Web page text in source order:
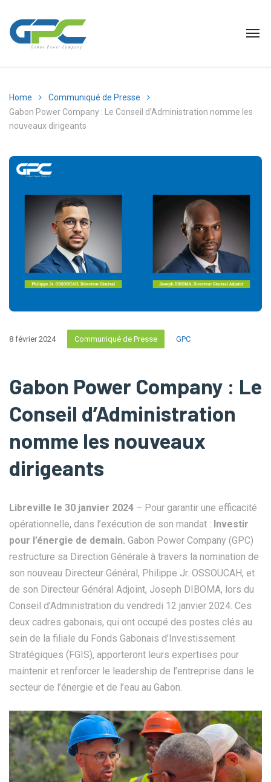
Home
Communiqué de Presse
Gabon Power Company : Le Conseil d’Administration nomme les
nouveaux dirigeants
8 février 2024 Communiqué de Presse GPC
Gabon Power Company : Le
Conseil d’Administration
nomme les nouveaux
dirigeants
Libreville le 30 janvier 2024 – Pour garantir une efficacité
opérationnelle, dans l’exécution de son mandat : Investir
pour l’énergie de demain. Gabon Power Company (GPC)
restructure sa Direction Générale à travers la nomination de
son nouveau Directeur Général, Philippe Jr. OSSOUCAH, et
de son Directeur Général Adjoint, Joseph DIBOMA, lors du
Conseil d’Administration du vendredi 12 janvier 2024. Ces
deux cadres gabonais, qui ont occupé des postes clés au
sein de la filiale du Fonds Gabonais d’Investissement
Stratégiques (FGIS), apporteront leurs expertises pour
maintenir et renforcer le leadership de l’entreprise dans le
secteur de l’énergie et de l’eau au Gabon.